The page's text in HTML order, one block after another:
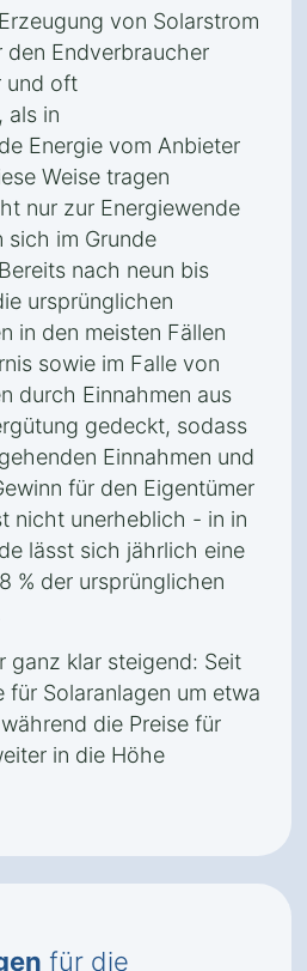
von Solarstrom
den Endverbraucher
und oft
als in
Energie vom Anbieter
Weise tragen
nur zur Energiewende
sich im Grunde
nach neun bis
ursprünglichen
in den meisten Fällen
sowie im Falle von
durch Einnahmen aus
gedeckt, sodass
Einnahmen und
für den Eigentümer
nicht unerheblich - in in
lässt sich jährlich eine
% der ursprünglichen
ganz klar steigend: Seit
für Solaranlagen um etwa
die Preise für
in die Höhe
für die